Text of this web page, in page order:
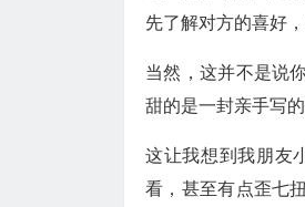
先了解对方的喜好
当然，这并不是说
甜的是一封亲手写
这让我想到我朋友
看，甚至有点歪七